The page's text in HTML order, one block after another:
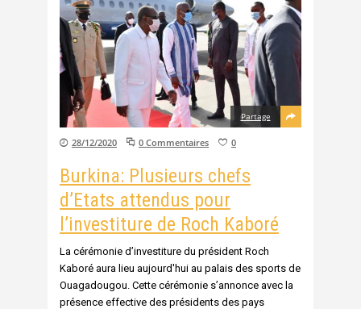
Partage
28/12/2020 0 Commentaires 0
Burkina: Plusieurs chefs
d’Etats attendus pour
l’investiture de Roch Kaboré
La cérémonie d’investiture du président Roch
Kaboré aura lieu aujourd'hui au palais des sports de
Ouagadougou. Cette cérémonie s’annonce avec la
présence effective des présidents des pays